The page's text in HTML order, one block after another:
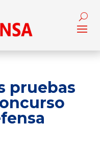
pruebas